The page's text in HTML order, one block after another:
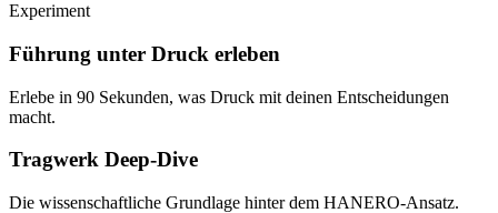
Experiment
Führung unter Druck erleben
Erlebe in 90 Sekunden, was Druck mit deinen Entscheidungen
macht.
Tragwerk Deep-Dive
Die wissenschaftliche Grundlage hinter dem HANERO-Ansatz.